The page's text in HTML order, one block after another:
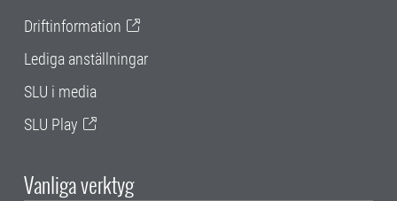
Driftinformation
Lediga anställningar
SLU i media
SLU Play
Vanliga verktyg